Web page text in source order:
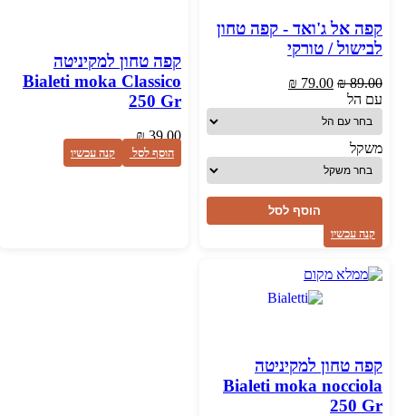
קפה אל ג'ואד - קפה טחון
לבישול / טורקי
₪89.00
המחיר
המקורי
₪79.00 המחיר
עם הל
משקל
הוסף לסל
קנה עכשיו
קפה טחון למקיניטה
Bialeti moka Classico
250 Gr
₪39.00
הוסף לסל קנה עכשיו
קפה טחון למקיניטה
Bialeti moka nocciola
250 Gr